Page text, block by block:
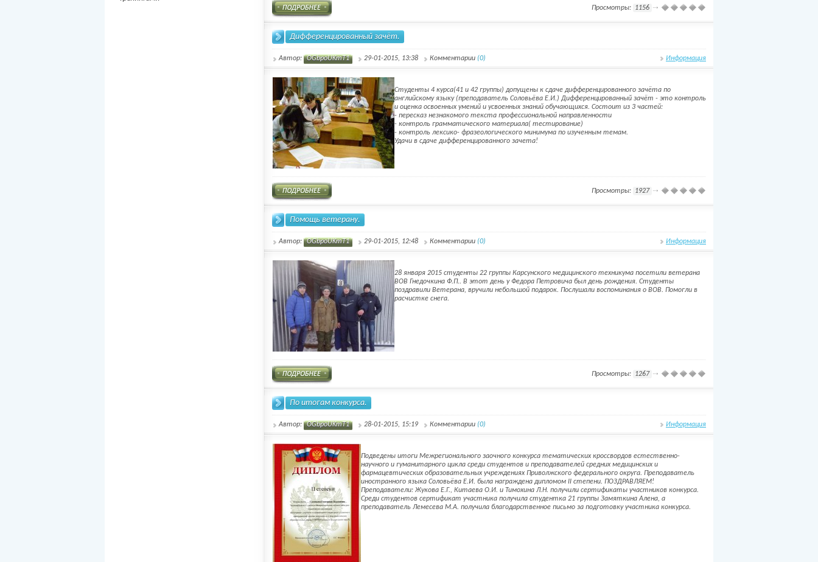
Просмотры: 1156
Дифференцированный зачёт.
Информация
Автор: OGbpoUKmT1 29-01-2015, 13:38 Комментарии (0)
Студенты 4 курса(41 и 42 группы) допущены к сдаче дифференцированного зачёта по
английскому языку (преподаватель Соловьёва Е.И.) Дифференцированный зачёт - это контроль
и оценка освоенных умений и усвоенных знаний обучающихся. Состоит из 3 частей:
- пересказ незнакомого текста профессиональной направленности
- контроль грамматического материала( тестирование)
- контроль лексико- фразеологического минимума по изученным темам.
Удачи в сдаче дифференцированного зачета!
Просмотры: 1927
Помощь ветерану.
Информация
Автор: OGbpoUKmT1 29-01-2015, 12:48 Комментарии (0)
28 января 2015 студенты 22 группы Карсунского медицинского техникума посетили ветерана
ВОВ Гнедочкина Ф.П.. В этот день у Федора Петровича был день рождения. Студенты
поздравили Ветерана, вручили небольшой подарок. Послушали воспоминания о ВОВ. Помогли в
расчистке снега.
Просмотры: 1267
По итогам конкурса.
Информация
Автор: OGbpoUKmT1 28-01-2015, 15:19 Комментарии (0)
Подведены итоги Межрегионального заочного конкурса тематических кроссвордов естественно-
научного и гуманитарного цикла среди студентов и преподавателей средних медицинских и
фармацевтических образовательных учреждениях Приволжского федерального округа. Преподаватель
иностранного языка Соловьёва Е.И. была награждена дипломом II степени. ПОЗДРАВЛЯЕМ!
Преподаватели: Жукова Е.Г., Китаева О.И. и Тимохина Л.Н. получили сертификаты участников конкурса.
Среди студентов сертификат участника получила студентка 21 группы Замяткина Алена, а
преподаватель Лемесева М.А. получила благодарственное письмо за подготовку участника конкурса.